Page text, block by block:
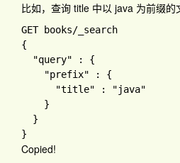
比如，查询 title 中以 java 为前缀的
GET books
{
"query"
: {
"prefix"
: {
"title"
:
"java"
}
Copied!